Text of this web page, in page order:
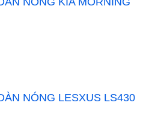
NÓNG LESXUS LS430